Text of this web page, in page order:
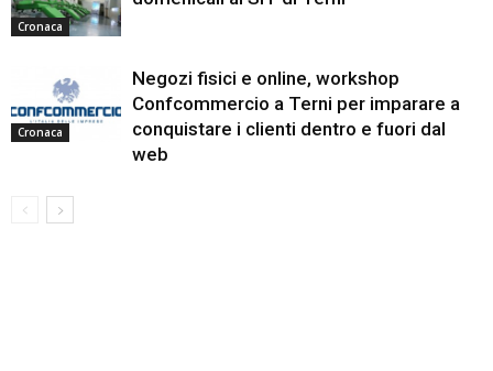
Cronaca
Cronaca
Negozi fisici e online, workshop
Confcommercio a Terni per imparare a
conquistare i clienti dentro e fuori dal
web